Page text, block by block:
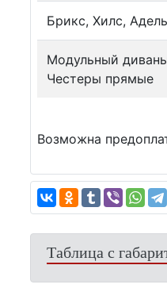
Брикс, Хилс,
Модульный
Честеры прямые
Возможна
Таблица с